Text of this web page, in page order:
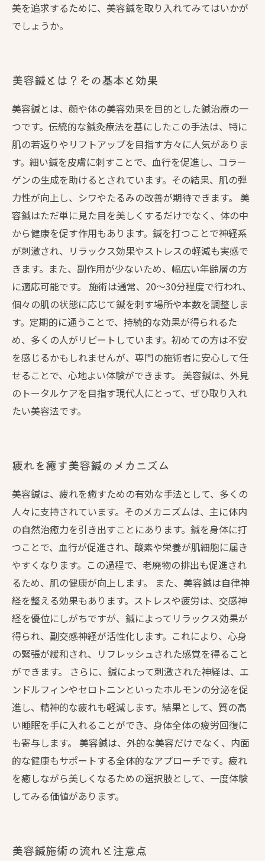
美を追求するために、美容鍼を取り入れてみてはいかが
でしょうか。
美容鍼とは？その基本と効果
美容鍼とは、顔や体の美容効果を目的とした鍼治療の一
つです。伝統的な鍼灸療法を基にしたこの手法は、特に
肌の若返りやリフトアップを目指す方々に人気がありま
す。細い鍼を皮膚に刺すことで、血行を促進し、コラー
ゲンの生成を助けるとされています。その結果、肌の弾
力性が向上し、シワやたるみの改善が期待できます。 美
容鍼はただ単に見た目を美しくするだけでなく、体の中
から健康を促す作用もあります。鍼を打つことで神経系
が刺激され、リラックス効果やストレスの軽減も実感で
きます。また、副作用が少ないため、幅広い年齢層の方
に適応可能です。 施術は通常、20〜30分程度で行われ、
個々の肌の状態に応じて鍼を刺す場所や本数を調整しま
す。定期的に通うことで、持続的な効果が得られるた
め、多くの人がリピートしています。初めての方は不安
を感じるかもしれませんが、専門の施術者に安心して任
せることで、心地よい体験ができます。 美容鍼は、外見
のトータルケアを目指す現代人にとって、ぜひ取り入れ
たい美容法です。
疲れを癒す美容鍼のメカニズム
美容鍼は、疲れを癒すための有効な手法として、多くの
人々に支持されています。そのメカニズムは、主に体内
の自然治癒力を引き出すことにあります。鍼を身体に打
つことで、血行が促進され、酸素や栄養が肌細胞に届き
やすくなります。この過程で、老廃物の排出も促進され
るため、肌の健康が向上します。 また、美容鍼は自律神
経を整える効果もあります。ストレスや疲労は、交感神
経を優位にしがちですが、鍼によってリラックス効果が
得られ、副交感神経が活性化します。これにより、心身
の緊張が緩和され、リフレッシュされた感覚を得ること
ができます。 さらに、鍼によって刺激された神経は、エ
ンドルフィンやセロトニンといったホルモンの分泌を促
進し、精神的な疲れも軽減します。結果として、質の高
い睡眠を手に入れることができ、身体全体の疲労回復に
も寄与します。 美容鍼は、外的な美容だけでなく、内面
的な健康もサポートする全体的なアプローチです。疲れ
を癒しながら美しくなるための選択肢として、一度体験
してみる価値があります。
美容鍼施術の流れと注意点